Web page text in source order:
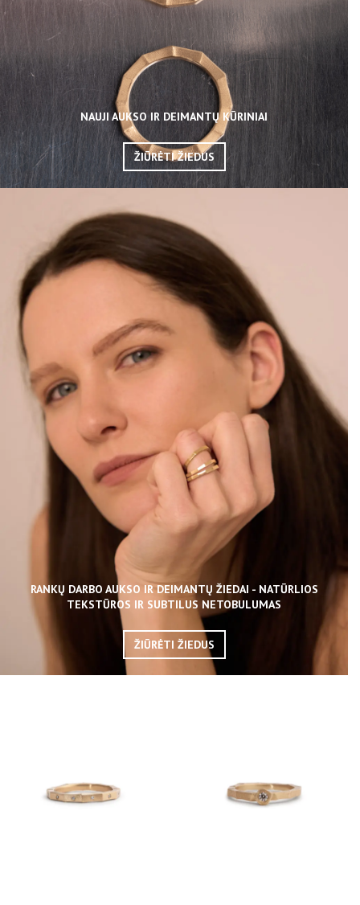
NAUJI AUKSO IR DEIMANTŲ KŪRINIAI
ŽIŪRĖTI ŽIEDUS
RANKŲ DARBO AUKSO IR DEIMANTŲ ŽIEDAI - NATŪRLIOS
TEKSTŪROS IR SUBTILUS NETOBULUMAS
ŽIŪRĖTI ŽIEDUS